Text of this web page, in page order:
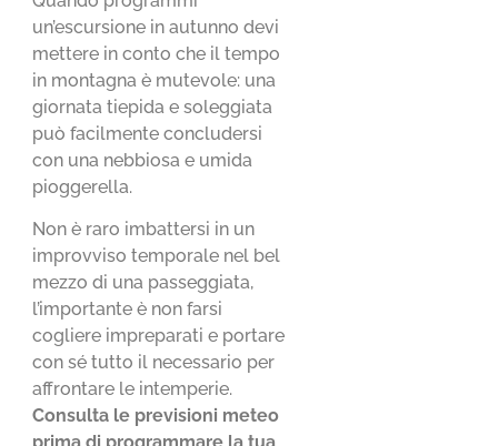
un’escursione in autunno devi
mettere in conto che il tempo
in montagna è mutevole: una
giornata tiepida e soleggiata
può facilmente concludersi
con una nebbiosa e umida
pioggerella.
Non è raro imbattersi in un
improvviso temporale nel bel
mezzo di una passeggiata,
l’importante è non farsi
cogliere impreparati e portare
con sé tutto il necessario per
affrontare le intemperie.
Consulta le previsioni meteo